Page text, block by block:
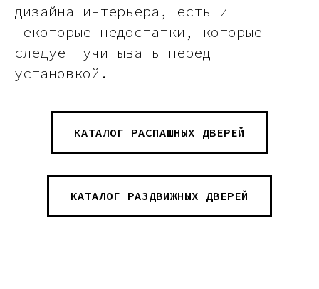
дизайна интерьера, есть и
некоторые недостатки, которые
следует учитывать перед
установкой.
КАТАЛОГ РАСПАШНЫХ ДВЕРЕЙ
КАТАЛОГ РАЗДВИЖНЫХ ДВЕРЕЙ